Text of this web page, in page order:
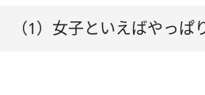
（1）女子といえばやっぱ